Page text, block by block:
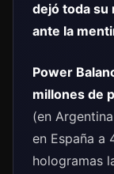
dejó toda su
ante la
Power
millones de
(en
en España a
hologramas